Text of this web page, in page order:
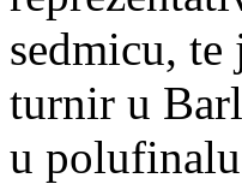
sedmicu,
turnir u
u